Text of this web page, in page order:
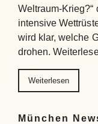
Weltraum-Krieg?“
intensive
wird klar, welche
drohen.
Weiterlesen
München